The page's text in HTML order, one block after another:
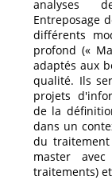
analyses
Entreposage
différents
profond («
adaptés aux
qualité. Ils
projets
de la
dans un
du
master
traitements)